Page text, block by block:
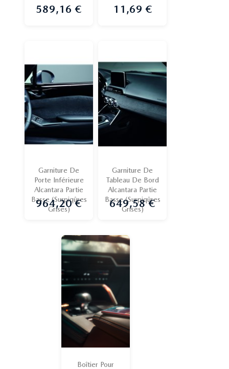
Prix
589,16 € Prix
11,69 €
Garniture De
Porte Inférieure
Alcantara Partie
Basse (Surpiqûres
Grises)
Prix
964,20 €
Garniture De
Tableau De Bord
Alcantara Partie
Basse (Surpiqûres
Grises)
Prix
649,58 €
Boîtier Pour